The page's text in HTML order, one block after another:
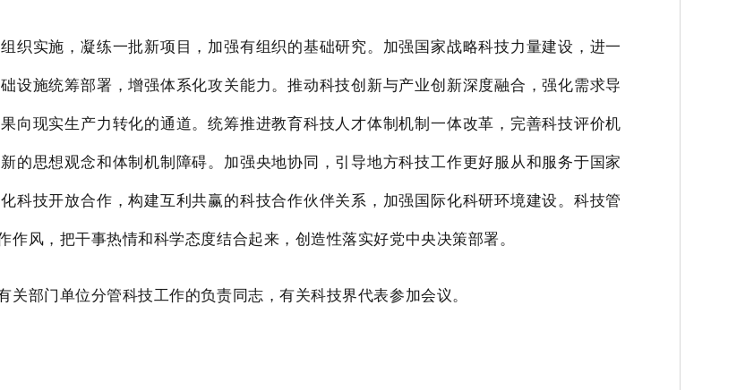
织实施，凝练一批新项目，加强有组织的基础研究。加强国家战略科技力量建设，进一
设施统筹部署，增强体系化攻关能力。推动科技创新与产业创新深度融合，强化需求导
向现实生产力转化的通道。统筹推进教育科技人才体制机制一体改革，完善科技评价机
的思想观念和体制机制障碍。加强央地协同，引导地方科技工作更好服从和服务于国家
科技开放合作，构建互利共赢的科技合作伙伴关系，加强国际化科研环境建设。科技管
风，把干事热情和科学态度结合起来，创造性落实好党中央决策部署。
部门单位分管科技工作的负责同志，有关科技界代表参加会议。